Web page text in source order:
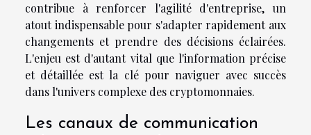
contribue à renforcer l'agilité d'entreprise, un
atout indispensable pour s'adapter rapidement aux
changements et prendre des décisions éclairées.
L'enjeu est d'autant vital que l'information précise
et détaillée est la clé pour naviguer avec succès
dans l'univers complexe des cryptomonnaies.
Les canaux de communication